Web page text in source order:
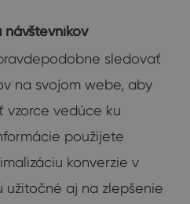
sledovať
na svojom webe, aby
vzorce vedúce ku
použijete
konverzie v
užitočné aj na zlepšenie